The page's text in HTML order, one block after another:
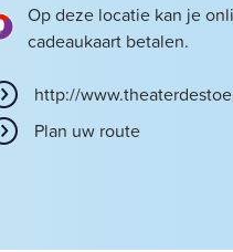
Op deze locatie kan je
cadeaukaart betalen.
http://
Plan uw route